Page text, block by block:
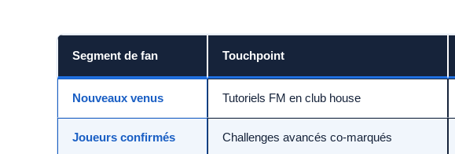
Segment de fan Touchpoint
Nouveaux venus Tutoriels FM en club house
Joueurs confirmés Challenges avancés co-marqués